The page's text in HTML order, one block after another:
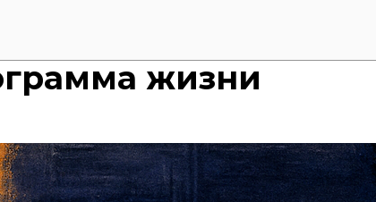
жизни